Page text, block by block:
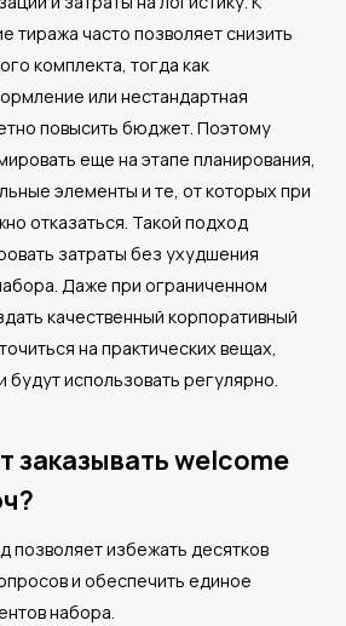
тиража часто позволяет снизить
комплекта, тогда как
или нестандартная
повысить бюджет. Поэтому
еще на этапе планирования,
элементы и те, от которых при
отказаться. Такой подход
затраты без ухудшения
Даже при ограниченном
качественный корпоративный
на практических вещах,
будут использовать регулярно.
заказывать welcome
позволяет избежать десятков
и обеспечить единое
набора.